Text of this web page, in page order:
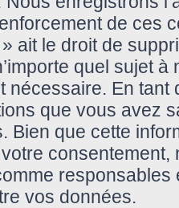
de ces
ait le droit de
quel sujet à
nécessaire. En tant
que vous avez
Bien que cette
vos données.